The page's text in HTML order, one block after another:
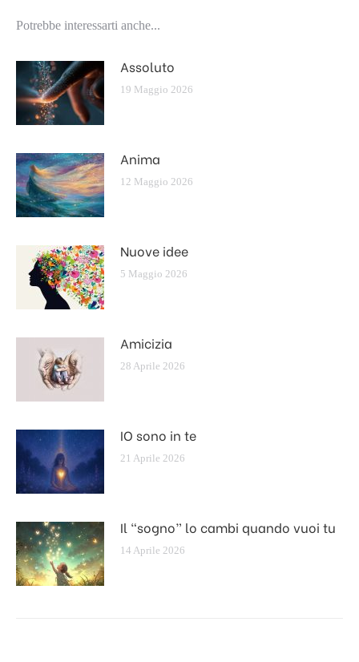
Potrebbe interessarti anche...
Assoluto
19 Maggio 2026
Anima
12 Maggio 2026
Nuove idee
5 Maggio 2026
Amicizia
28 Aprile 2026
IO sono in te
21 Aprile 2026
Il “sogno” lo cambi quando vuoi tu
14 Aprile 2026